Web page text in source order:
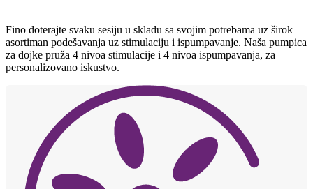
Fino doterajte svaku sesiju u skladu sa svojim potrebama uz širok
asortiman podešavanja uz stimulaciju i ispumpavanje. Naša pumpica
za dojke pruža 4 nivoa stimulacije i 4 nivoa ispumpavanja, za
personalizovano iskustvo.